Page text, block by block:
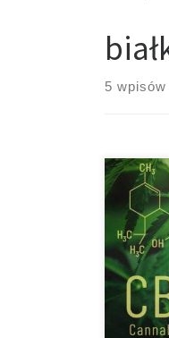
5 wpisów
Wraz z
roślinę i
od
może